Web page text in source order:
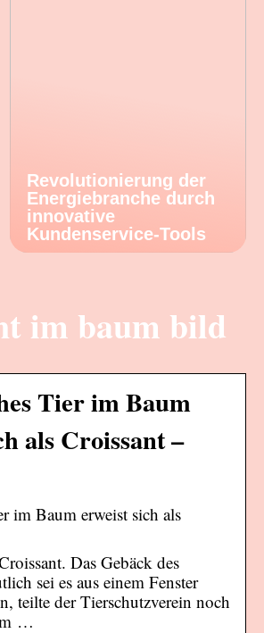
Revolutionierung der
Energiebranche durch
innovative
Kundenservice-Tools
im baum bild
Tier im Baum
als Croissant –
im Baum erweist sich als
Das Gebäck des
sei es aus einem Fenster
teilte der Tierschutzverein noch
…